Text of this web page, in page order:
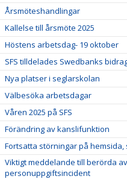
Årsmöteshandlingar
Kallelse till årsmöte 2025
Höstens arbetsdag- 19 oktober
SFS tilldelades Swedbanks
Nya platser i seglarskolan
Välbesöka arbetsdagar
Våren 2025 på SFS
Förändring av kanslifunktion
Fortsatta störningar på
Viktigt meddelande till berörda
personuppgiftsincident